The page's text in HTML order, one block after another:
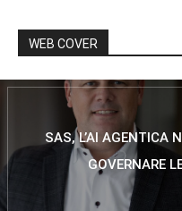
WEB COVER
SAS, L’AI AGENTICA
GOVERNARE